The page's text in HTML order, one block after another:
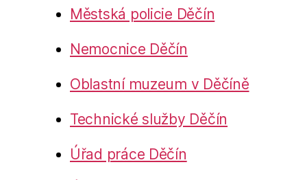
Městská policie Děčín
Nemocnice Děčín
Oblastní muzeum v Děčíně
Technické služby Děčín
Úřad práce Děčín